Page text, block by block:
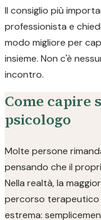
Il consiglio più
professionista e
modo migliore per
insieme. Non c'è
incontro.
Come capire
psicologo
Molte persone
pensando che il
Nella realtà, la
percorso terapeutico
estrema: